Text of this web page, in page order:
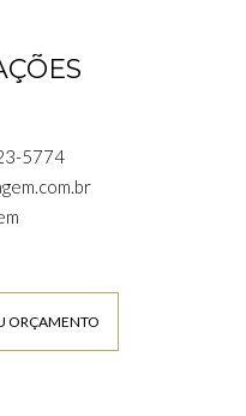
5774
ORÇAMENTO